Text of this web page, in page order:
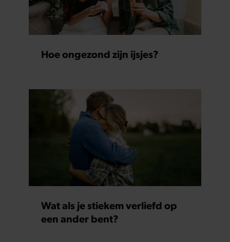
Hoe ongezond zijn ijsjes?
Wat als je stiekem verliefd op
een ander bent?